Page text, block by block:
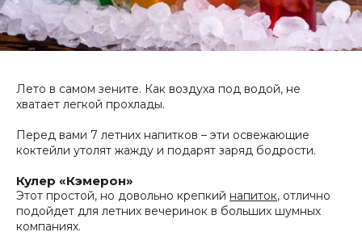
Лето в самом зените. Как воздуха под водой, не
хватает легкой прохлады.
Перед вами 7 летних напитков – эти освежающие
коктейли утолят жажду и подарят заряд бодрости.
Кулер «Кэмерон»
Этот простой, но довольно крепкий напиток, отлично
подойдет для летних вечеринок в больших шумных
компаниях.